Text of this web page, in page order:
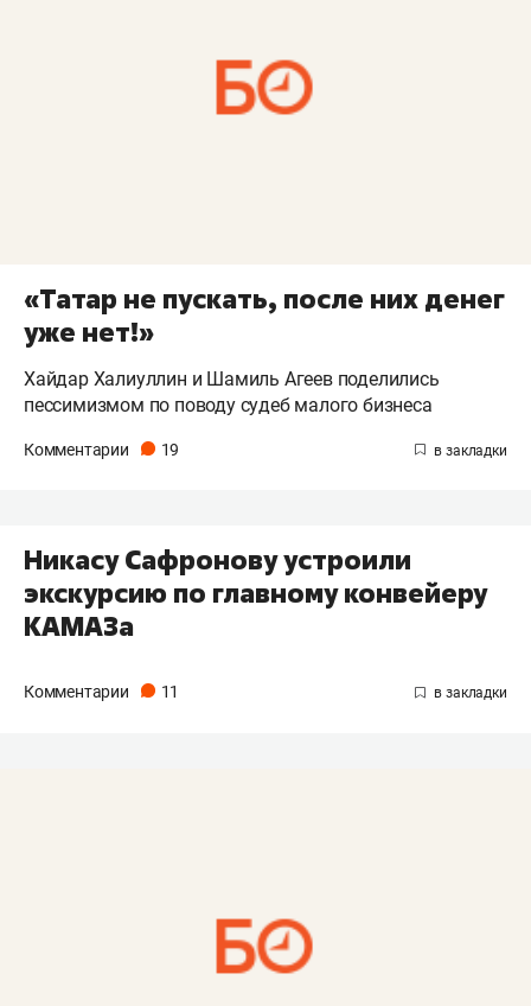
«Татар не пускать, после них денег
уже нет!»
Хайдар Халиуллин и Шамиль Агеев поделились
пессимизмом по поводу судеб малого бизнеса
Комментарии 19
Никасу Сафронову устроили
экскурсию по главному конвейеру
КАМАЗа
Комментарии 11